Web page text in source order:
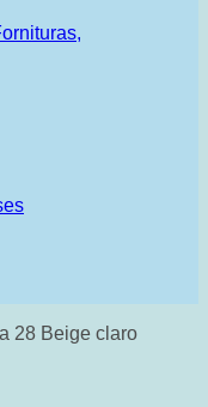
28 Beige claro